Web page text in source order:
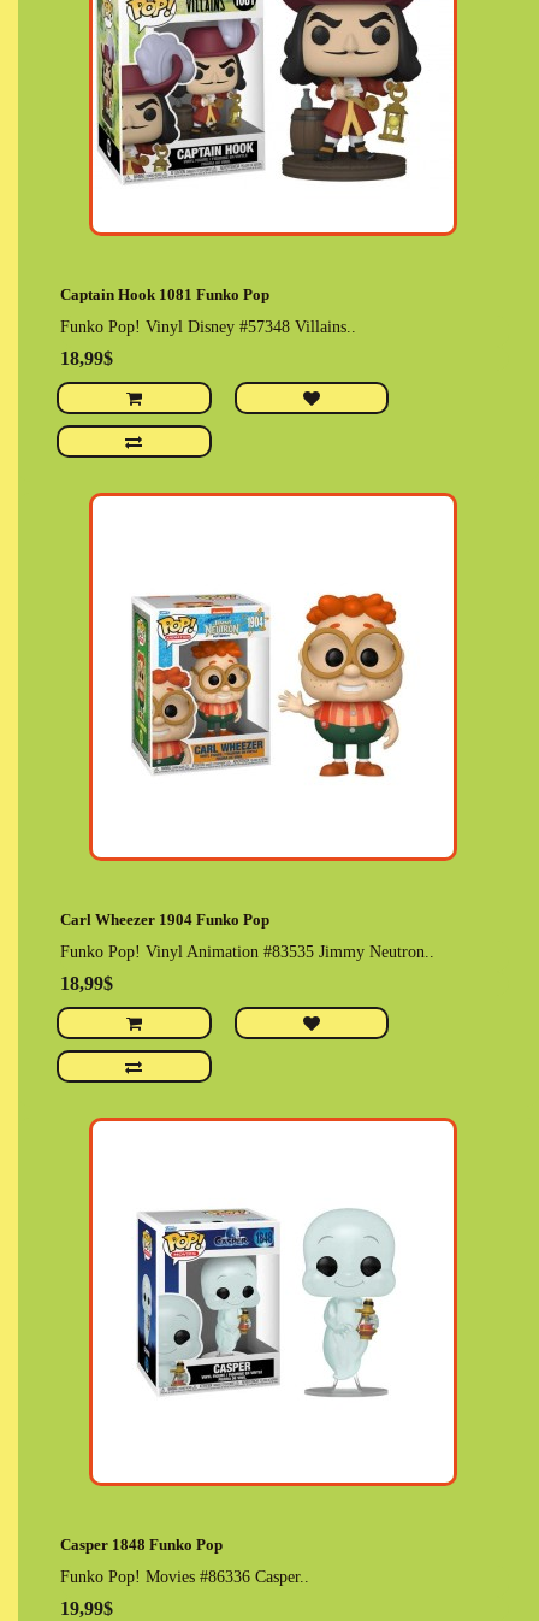
Captain Hook 1081 Funko Pop
Funko Pop! Vinyl Disney #57348 Villains..
18,99$
Carl Wheezer 1904 Funko Pop
Funko Pop! Vinyl Animation #83535 Jimmy Neutron..
18,99$
Casper 1848 Funko Pop
Funko Pop! Movies #86336 Casper..
19,99$